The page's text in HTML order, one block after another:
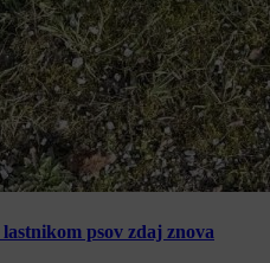
psov zdaj znova